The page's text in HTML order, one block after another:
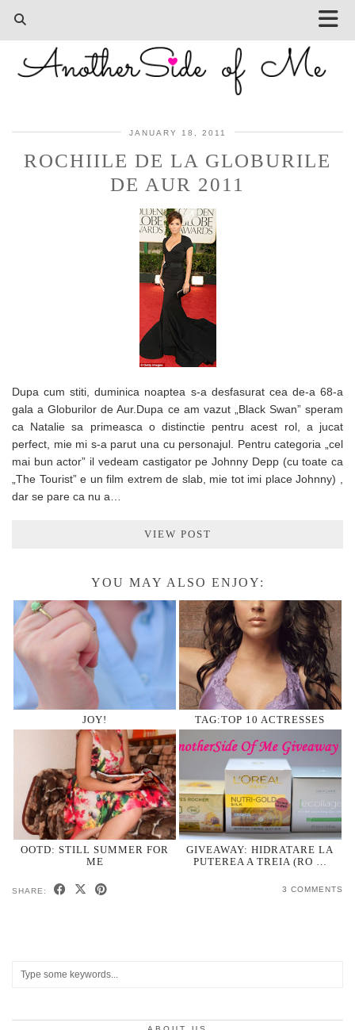
JANUARY 18, 2011
ROCHIILE DE LA GLOBURILE
DE AUR 2011
Dupa cum stiti, duminica noaptea s-a desfasurat cea de-a 68-a
gala a Globurilor de Aur.Dupa ce am vazut „Black Swan” speram
ca Natalie sa primeasca o distinctie pentru acest rol, a jucat
perfect, mie mi s-a parut una cu personajul. Pentru categoria „cel
mai bun actor” il vedeam castigator pe Johnny Depp (cu toate ca
„The Tourist” e un film extrem de slab, mie tot imi place Johnny) ,
dar se pare ca nu a…
VIEW POST
YOU MAY ALSO ENJOY:
JOY! TAG:TOP 10 ACTRESSES
OOTD: STILL SUMMER FOR
ME
GIVEAWAY: HIDRATARE LA
PUTEREA A TREIA (RO …
SHARE: 3 COMMENTS